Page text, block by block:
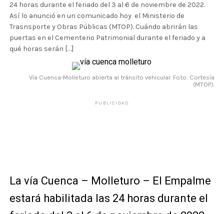
24 horas durante el feriado del 3 al 6 de noviembre de 2022.
Así lo anunció en un comunicado hoy el Ministerio de
Trasnsporte y Obras Públicas (MTOP). Cuándo abrirán las
puertas en el Cementerio Patrimonial durante el feriado y a
qué horas serán […]
Vía Cuenca-Molleturo abierta al tránsito vehicular. Foto: Cortesía
(MTOP).
PUBLICIDAD
La vía Cuenca – Molleturo – El Empalme
estará habilitada las 24 horas durante el